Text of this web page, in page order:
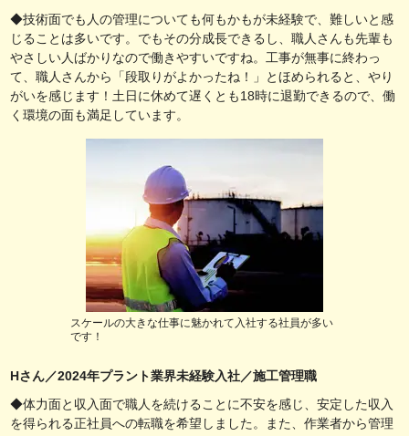
◆技術面でも人の管理についても何もかもが未経験で、難しいと感
じることは多いです。でもその分成長できるし、職人さんも先輩も
やさしい人ばかりなので働きやすいですね。工事が無事に終わっ
て、職人さんから「段取りがよかったね！」とほめられると、やり
がいを感じます！土日に休めて遅くとも18時に退勤できるので、働
く環境の面も満足しています。
スケールの大きな仕事に魅かれて入社する社員が多い
です！
Hさん／2024年プラント業界未経験入社／施工管理職
◆体力面と収入面で職人を続けることに不安を感じ、安定した収入
を得られる正社員への転職を希望しました。また、作業者から管理